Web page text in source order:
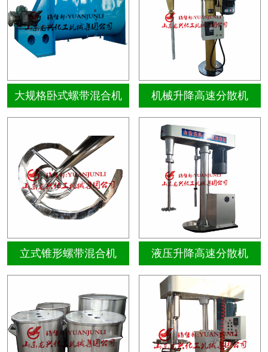
大规格卧式螺带混合机
立式锥形螺带混合机
机械升降高速分散机
液压升降高速分散机